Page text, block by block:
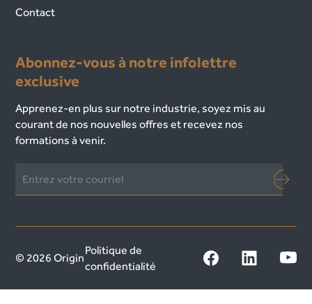
Contact
Abonnez-vous à notre infolettre
exclusive
Apprenez-en plus sur notre industrie, soyez mis au
courant de nos nouvelles offres et recevez nos
formations à venir.
© 2026 Origin
Politique de
confidentialité